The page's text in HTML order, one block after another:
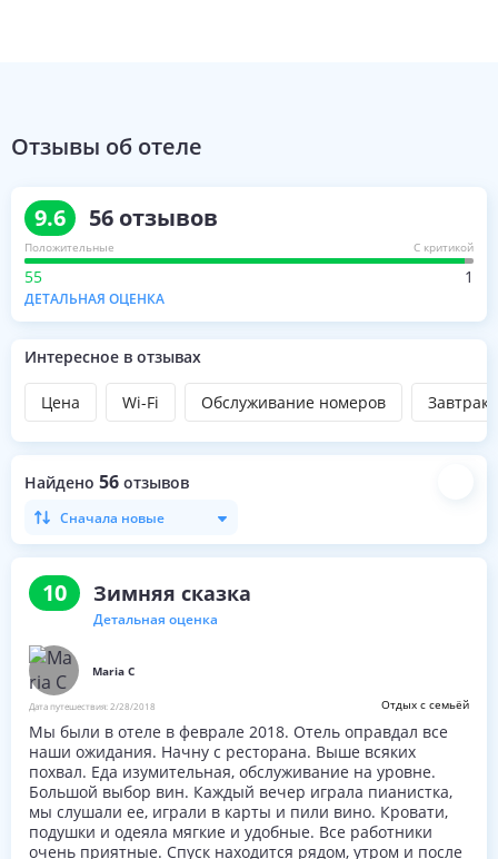
Отзывы об отеле
9.6 56 отзывов
Положительные С критикой
55 1
ДЕТАЛЬНАЯ ОЦЕНКА
Интересное в отзывах
Цена Wi-Fi Обслуживание номеров Завтраки
Найдено 56 отзывов
Сначала новые
10 Зимняя сказка
Детальная оценка
Maria C
Дата путешествия: 2/28/2018 Отдых с семьёй
Мы были в отеле в феврале 2018. Отель оправдал все
наши ожидания. Начну с ресторана. Выше всяких
похвал. Еда изумительная, обслуживание на уровне.
Большой выбор вин. Каждый вечер играла пианистка,
мы слушали ее, играли в карты и пили вино. Кровати,
подушки и одеяла мягкие и удобные. Все работники
очень приятные. Спуск находится рядом, утром и после